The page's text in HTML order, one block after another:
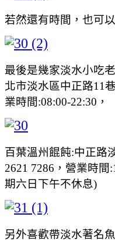
若然還有時間，也可
最後是幾家淡水小吃
北市淡水區中正路11
業時間:08:00-22:30，
百葉溫州餛飩:中正路
2621 7286，營業時間
期六日下午不休息)
另外喜歡帶淡水著名